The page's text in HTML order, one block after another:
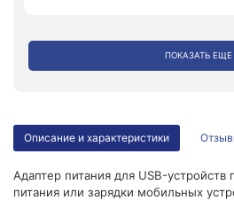
ПОКАЗАТЬ ЕЩЕ
Описание и характеристики
Адаптер питания для USB-устройств
питания или зарядки мобильных